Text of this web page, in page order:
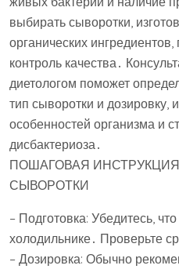
выбирать сыворотки,
органических
контроль качества․
диетологом поможет
тип сыворотки и дозировку,
особенностей организма и
дисбактериоза․
ПОШАГОВАЯ
СЫВОРОТКИ
– Подготовка: Убедитесь,
холодильнике․ Проверьте
– Дозировка: Обычно